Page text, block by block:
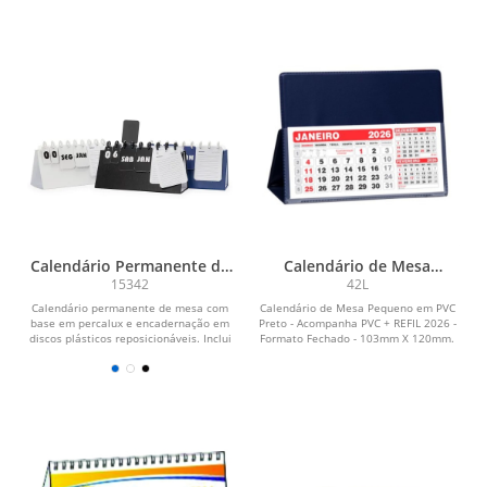
Calendário Permanente de
Mesa Disco
15342
Calendário permanente de mesa com
base em percalux e encadernação em
discos plásticos reposicionáveis. Inclui
Calendário de Mesa
Pequeno
42L
Calendário de Mesa Pequeno em PVC
Preto - Acompanha PVC + REFIL 2026 -
Formato Fechado - 103mm X 120mm.